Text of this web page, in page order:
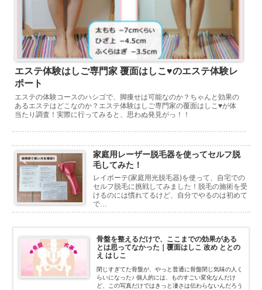
エステ体験はしご専門家 覆面はしこ♥のエステ体験レ
ポート
エステの体験コースのハシゴで、脚痩せは可能なのか？ちゃんと効果の
あるエステはどこなのか？エステ体験はしご専門家の覆面はしこ♥が体
当たり調査！実際に行ってみると、思わぬ発見がっ！！
家庭用レーザー脱毛器を使ってセルフ脱
毛してみた！
レイボーテ(家庭用光脱毛器)を使って、自宅での
セルフ脱毛に挑戦してみました！脱毛の施術を受
けるのには慣れてるけど、自分でやるのは初めて
で…
骨盤を整えるだけで、ここまでの効果がある
とは思ってなかった｜覆面はしこ 改め ととの
え はしこ
閉じすぎてた骨盤が、やっと普通に骨盤閉じ気味の人く
らいになった♪ 個人的には、ものすごい変化なんだけ
ど、この写真だけではきっと凄さは伝わらないんだろう